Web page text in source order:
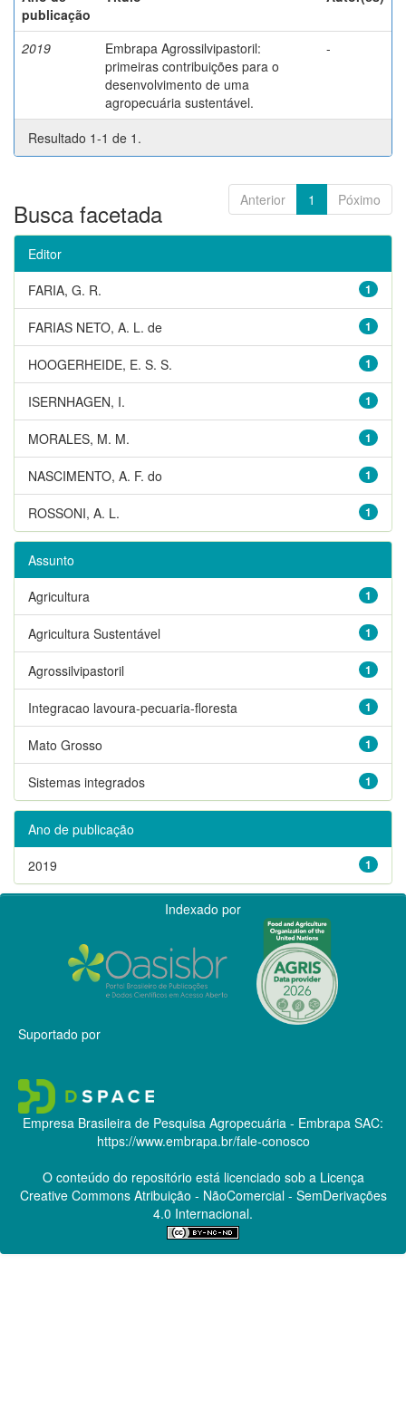
publicação
2019
Embrapa Agrossilvipastoril:
primeiras contribuições para o
desenvolvimento de uma
agropecuária sustentável.
-
Resultado 1-1 de 1.
Anterior 1 Póximo
Busca facetada
Editor
1
FARIA, G. R.
1
FARIAS NETO, A. L. de
1
HOOGERHEIDE, E. S. S.
1
ISERNHAGEN, I.
1
MORALES, M. M.
1
NASCIMENTO, A. F. do
1
ROSSONI, A. L.
Assunto
1
Agricultura
1
Agricultura Sustentável
1
Agrossilvipastoril
1
Integracao lavoura-pecuaria-floresta
1
Mato Grosso
1
Sistemas integrados
Ano de publicação
1
2019
Indexado por
Suportado por
Empresa Brasileira de Pesquisa Agropecuária - Embrapa SAC:
https://www.embrapa.br/fale-conosco
O conteúdo do repositório está licenciado sob a Licença
Creative CommonsAtribuição - NãoComercial - SemDerivações
4.0 Internacional.